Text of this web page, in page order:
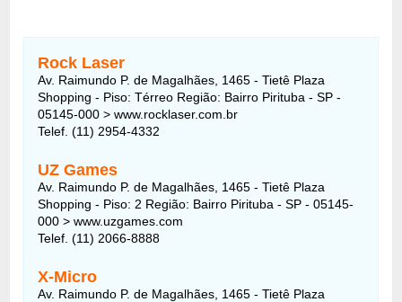
Rock Laser
Av. Raimundo P. de Magalhães, 1465 - Tietê Plaza
Shopping - Piso: Térreo Região: Bairro Pirituba - SP -
05145-000 > www.rocklaser.com.br
Telef. (11) 2954-4332
UZ Games
Av. Raimundo P. de Magalhães, 1465 - Tietê Plaza
Shopping - Piso: 2 Região: Bairro Pirituba - SP - 05145-
000 > www.uzgames.com
Telef. (11) 2066-8888
X-Micro
Av. Raimundo P. de Magalhães, 1465 - Tietê Plaza